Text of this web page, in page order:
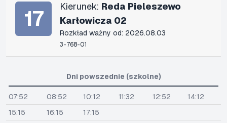
17 Kierunek: Reda Pieleszewo
Karłowicza 02
Rozkład ważny od: 2026.08.03
3-768-01
Dni powszednie (szkolne)
07:52 08:52 10:12 11:32 12:52
14:12
15:15
16:15
17:15